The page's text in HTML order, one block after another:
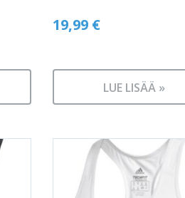
19,99 €
LUE LISÄÄ »